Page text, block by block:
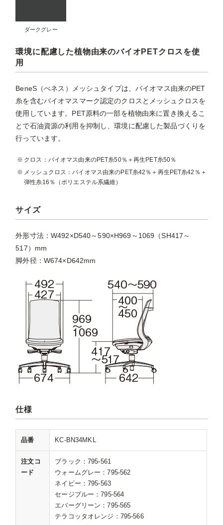
ダークグレー
環境に配慮した植物由来のバイオPETクロスを使
用
BeneS（べネス）メッシュタイプは、バイオマス由来のPET
糸を含むバイオマスマーク認定のクロスとメッシュクロスを
使用しています。PET原料の一部を植物由来に置き換えるこ
とで石油資源の利用を抑制し、環境に配慮した製品づくりを
行っています。
クロス：バイオマス由来のPET糸50％＋再生PET糸50％
メッシュクロス：バイオマス由来のPET糸42％＋再生PET糸42％＋
弾性糸16％（ポリエステル系繊維）
サイズ
外形寸法：W492×D540～590×H969～1069（SH417～
517）mm
脚外径：W674×D642mm
仕様
品番 KC-BN34MKL
注文コ
ード
ブラック：795-561
ウォームグレー：795-562
ネイビー：795-563
セージブルー：795-564
エバーグリーン：795-565
テラコッタオレンジ：795-566